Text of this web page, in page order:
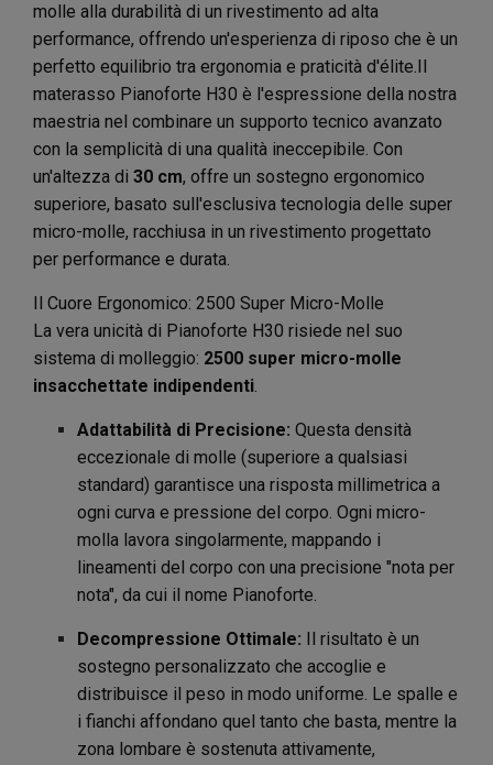
molle alla durabilità di un rivestimento ad alta
performance, offrendo un'esperienza di riposo che è un
perfetto equilibrio tra ergonomia e praticità d'élite.Il
materasso Pianoforte H30 è l'espressione della nostra
maestria nel combinare un supporto tecnico avanzato
con la semplicità di una qualità ineccepibile. Con
un'altezza di 30 cm, offre un sostegno ergonomico
superiore, basato sull'esclusiva tecnologia delle super
micro-molle, racchiusa in un rivestimento progettato
per performance e durata.
Il Cuore Ergonomico: 2500 Super Micro-Molle
La vera unicità di Pianoforte H30 risiede nel suo
sistema di molleggio: 2500 super micro-molle
insacchettate indipendenti.
Adattabilità di Precisione: Questa densità
eccezionale di molle (superiore a qualsiasi
standard) garantisce una risposta millimetrica a
ogni curva e pressione del corpo. Ogni micro-
molla lavora singolarmente, mappando i
lineamenti del corpo con una precisione "nota per
nota", da cui il nome Pianoforte.
Decompressione Ottimale: Il risultato è un
sostegno personalizzato che accoglie e
distribuisce il peso in modo uniforme. Le spalle e
i fianchi affondano quel tanto che basta, mentre la
zona lombare è sostenuta attivamente,